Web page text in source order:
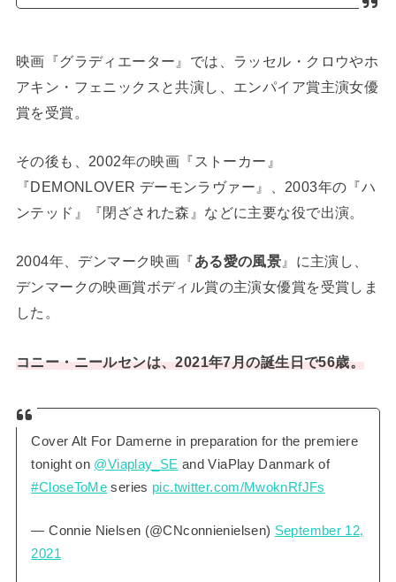
映画『グラディエーター』では、ラッセル・クロウやホ
アキン・フェニックスと共演し、エンパイア賞主演女優
賞を受賞。
その後も、2002年の映画『ストーカー』
『DEMONLOVER デーモンラヴァー』、2003年の『ハ
ンテッド』『閉ざされた森』などに主要な役で出演。
2004年、デンマーク映画『ある愛の風景 』に主演し、
デンマークの映画賞ボディル賞の主演女優賞を受賞しま
した。
コニー・ニールセンは、2021年7月の誕生日で56歳。
Cover Alt For Damerne in preparation for the premiere
tonight on @Viaplay_SE and ViaPlay Danmark of
#CloseToMe series pic.twitter.com/MwoknRfJFs
— Connie Nielsen (@CNconnienielsen) September 12,
2021